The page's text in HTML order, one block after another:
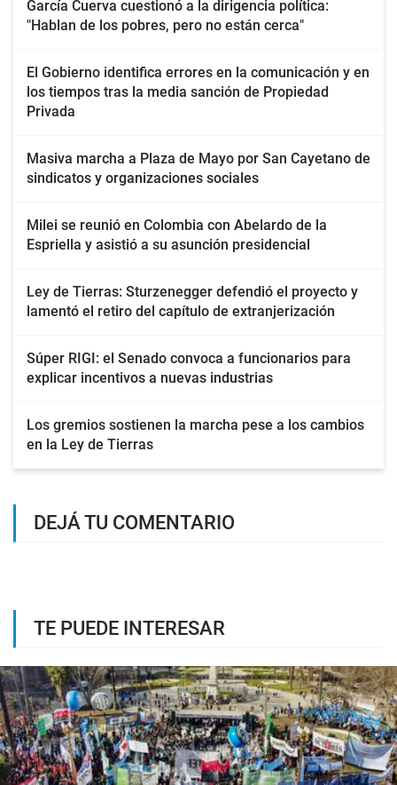
García Cuerva cuestionó a la dirigencia política:
"Hablan de los pobres, pero no están cerca"
El Gobierno identifica errores en la comunicación y en
los tiempos tras la media sanción de Propiedad
Privada
Masiva marcha a Plaza de Mayo por San Cayetano de
sindicatos y organizaciones sociales
Milei se reunió en Colombia con Abelardo de la
Espriella y asistió a su asunción presidencial
Ley de Tierras: Sturzenegger defendió el proyecto y
lamentó el retiro del capítulo de extranjerización
Súper RIGI: el Senado convoca a funcionarios para
explicar incentivos a nuevas industrias
Los gremios sostienen la marcha pese a los cambios
en la Ley de Tierras
DEJÁ TU COMENTARIO
TE PUEDE INTERESAR